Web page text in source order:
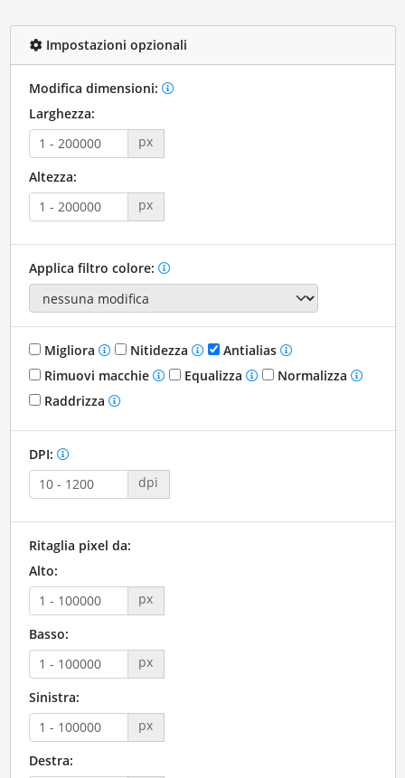
Impostazioni opzionali
Modifica dimensioni:
Larghezza:
px
Altezza:
px
Applica filtro colore:
Migliora Nitidezza
Antialias
Rimuovi macchie
Equalizza
Normalizza
Raddrizza
DPI:
dpi
Ritaglia pixel da:
Alto:
px
Basso:
px
Sinistra:
px
Destra: